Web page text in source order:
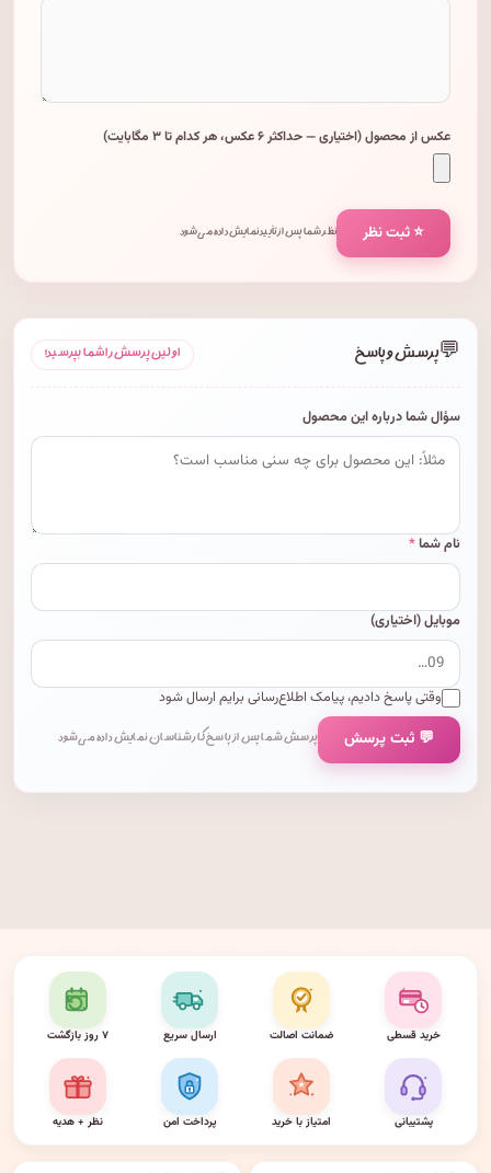
عکس از محصول (اختیاری — حداکثر ۶ عکس، هر کدام تا ۳ مگابایت)
⭐ ثبت نظر نظر شما پس از تأیید نمایش داده می‌شود.
💬پرسش و پاسخ اولین پرسش را شما بپرسید!
سؤال شما درباره این محصول
نام شما*
موبایل (اختیاری)
وقتی پاسخ دادیم، پیامک اطلاع‌رسانی برایم ارسال شود
💬 ثبت پرسش پرسش شما پس از پاسخ کارشناسان نمایش داده می‌شود.
خرید قسطی ضمانت اصالت ارسال سریع ۷ روز بازگشت
پشتیبانی امتیاز با خرید پرداخت امن نظر + هدیه